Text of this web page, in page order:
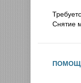
Снятие